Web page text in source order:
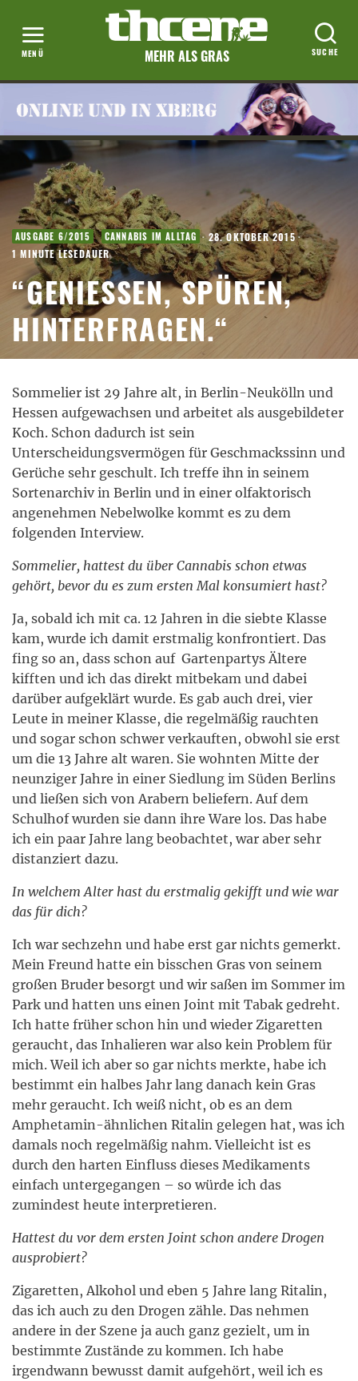
MEHR ALS GRAS
AUSGABE 6/2015 CANNABIS IM ALLTAG ·28. OKTOBER 2015·
1 MINUTE LESEDAUER
“GENIESSEN, SPÜREN, H
INTERFRAGEN.“
Sommelier ist 29 Jahre alt, in Berlin-Neukölln und
Hessen aufgewachsen und arbeitet als ausgebildeter
Koch. Schon dadurch ist sein
Unterscheidungsvermögen für Geschmackssinn und
Gerüche sehr geschult. Ich treffe ihn in seinem
Sortenarchiv in Berlin und in einer olfaktorisch
angenehmen Nebelwolke kommt es zu dem
folgenden Interview.
Sommelier, hattest du über Cannabis schon etwas
gehört, bevor du es zum ersten Mal konsumiert hast?
Ja, sobald ich mit ca. 12 Jahren in die siebte Klasse
kam, wurde ich damit erstmalig konfrontiert. Das
fing so an, dass schon auf Gartenpartys Ältere
kifften und ich das direkt mitbekam und dabei
darüber aufgeklärt wurde. Es gab auch drei, vier
Leute in meiner Klasse, die regelmäßig rauchten
und sogar schon schwer verkauften, obwohl sie erst
um die 13 Jahre alt waren. Sie wohnten Mitte der
neunziger Jahre in einer Siedlung im Süden Berlins
und ließen sich von Arabern beliefern. Auf dem
Schulhof wurden sie dann ihre Ware los. Das habe
ich ein paar Jahre lang beobachtet, war aber sehr
distanziert dazu.
In welchem Alter hast du erstmalig gekifft und wie war
das für dich?
Ich war sechzehn und habe erst gar nichts gemerkt.
Mein Freund hatte ein bisschen Gras von seinem
großen Bruder besorgt und wir saßen im Sommer im
Park und hatten uns einen Joint mit Tabak gedreht.
Ich hatte früher schon hin und wieder Zigaretten
geraucht, das Inhalieren war also kein Problem für
mich. Weil ich aber so gar nichts merkte, habe ich
bestimmt ein halbes Jahr lang danach kein Gras
mehr geraucht. Ich weiß nicht, ob es an dem
Amphetamin-ähnlichen Ritalin gelegen hat, was ich
damals noch regelmäßig nahm. Vielleicht ist es
durch den harten Einfluss dieses Medikaments
einfach untergegangen – so würde ich das
zumindest heute interpretieren.
Hattest du vor dem ersten Joint schon andere Drogen
ausprobiert?
Zigaretten, Alkohol und eben 5 Jahre lang Ritalin,
das ich auch zu den Drogen zähle. Das nehmen
andere in der Szene ja auch ganz gezielt, um in
bestimmte Zustände zu kommen. Ich habe
irgendwann bewusst damit aufgehört, weil ich es